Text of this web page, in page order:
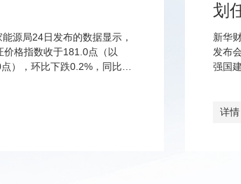
源局24日发布的数据显示，
格指数收于181.0点（以
），环比下跌0.2%，同比上
划
加
新华
发布
强国
详情